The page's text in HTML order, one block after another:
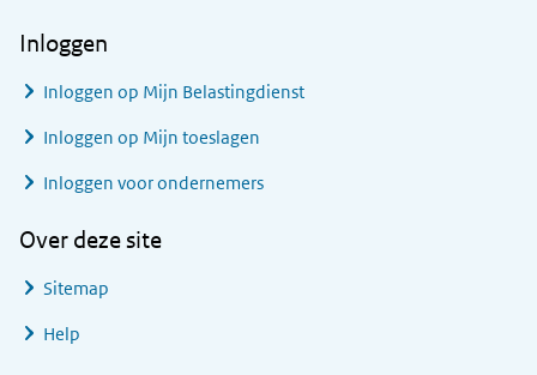
Inloggen
Inloggen op Mijn Belastingdienst
Inloggen op Mijn toeslagen
Inloggen voor ondernemers
Over deze site
Sitemap
Help